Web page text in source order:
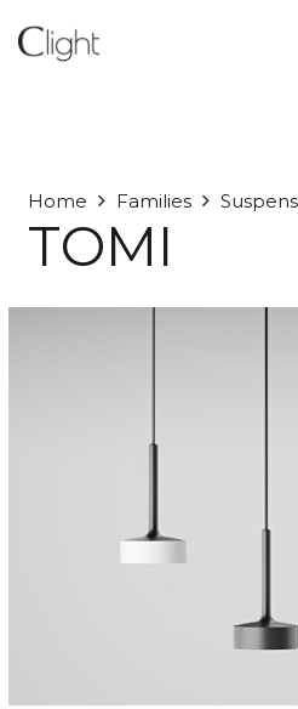
Home Families
TOMI